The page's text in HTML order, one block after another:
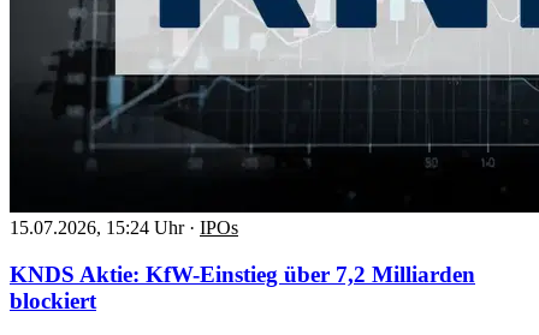
15.07.2026, 15:24 Uhr · IPOs
KNDS Aktie: KfW-Einstieg über 7,2 Milliarden
blockiert